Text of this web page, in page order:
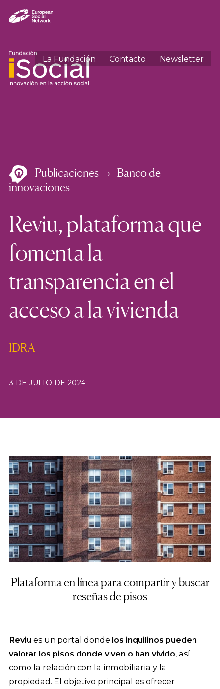
La Fundación Contacto Newsletter
Publicaciones
Banco de
innovaciones
Reviu, plataforma que
fomenta la
transparencia en el
acceso a la vivienda
IDRA
3 DE JULIO DE 2024
Plataforma en línea para compartir y buscar
reseñas de pisos
Reviu es un portal donde los inquilinos pueden
valorar los pisos donde viven o han vivido, así
como la relación con la inmobiliaria y la
propiedad. El objetivo principal es ofrecer